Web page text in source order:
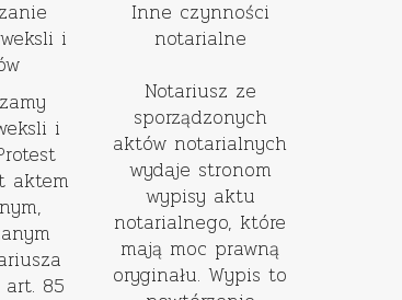
i
i
aktem
85
Inne czynności
notarialne
Notariusz ze
sporządzonych
aktów notarialnych
wydaje stronom
wypisy aktu
notarialnego, które
mają moc prawną
oryginału. Wypis to